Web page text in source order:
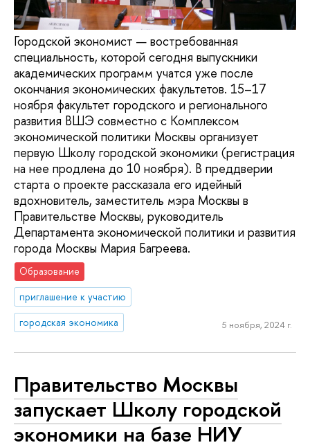
Городской экономист — востребованная
специальность, которой сегодня выпускники
академических программ учатся уже после
окончания экономических факультетов. 15–17
ноября факультет городского и регионального
развития ВШЭ совместно с Комплексом
экономической политики Москвы организует
первую Школу городской экономики (регистрация
на нее продлена до 10 ноября). В преддверии
старта о проекте рассказала его идейный
вдохновитель, заместитель мэра Москвы в
Правительстве Москвы, руководитель
Департамента экономической политики и развития
города Москвы Мария Багреева.
Образование
приглашение к участию
городская экономика
5 ноября, 2024 г.
Правительство Москвы
запускает Школу городской
экономики на базе НИУ